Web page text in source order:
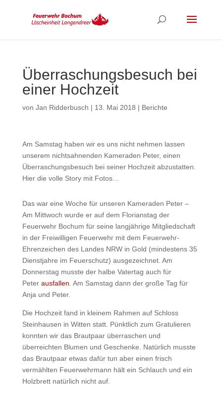
Überraschungsbesuch bei
einer Hochzeit
von Jan Ridderbusch | 13. Mai 2018 | Berichte
Am Samstag haben wir es uns nicht nehmen lassen
unserem nichtsahnenden Kameraden Peter, einen
Überraschungsbesuch bei seiner Hochzeit abzustatten.
Hier die volle Story mit Fotos…
Das war eine Woche für unseren Kameraden Peter –
Am Mittwoch wurde er auf dem Florianstag der
Feuerwehr Bochum für seine langjährige Mitgliedschaft
in der Freiwilligen Feuerwehr mit dem Feuerwehr-
Ehrenzeichen des Landes NRW in Gold (mindestens 35
Dienstjahre im Feuerschutz) ausgezeichnet. Am
Donnerstag musste der halbe Vatertag auch für
Peter ausfallen . Am Samstag dann der große Tag für
Anja und Peter.
Die Hochzeit fand in kleinem Rahmen auf Schloss
Steinhausen in Witten statt. Pünktlich zum Gratulieren
konnten wir das Brautpaar überraschen und
überreichten Blumen und Geschenke. Natürlich musste
das Brautpaar etwas dafür tun aber einen frisch
vermählten Feuerwehrmann hält ein Schlauch und ein
Holzbrett natürlich nicht auf.